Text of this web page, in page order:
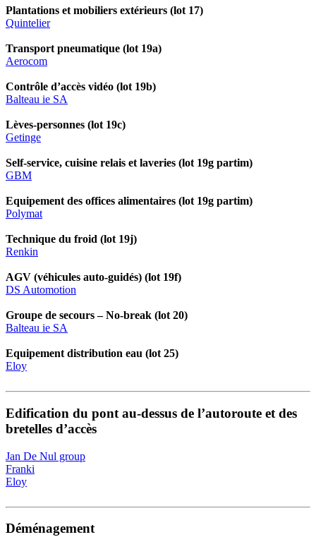
Plantations et mobiliers extérieurs (lot 17)
Quintelier
Transport pneumatique (lot 19a)
Aerocom
Contrôle d’accès vidéo (lot 19b)
Balteau ie SA
Lèves-personnes (lot 19c)
Getinge
Self-service, cuisine relais et laveries (lot 19g partim)
GBM
Equipement des offices alimentaires (lot 19g partim)
Polymat
Technique du froid (lot 19j)
Renkin
AGV (véhicules auto-guidés) (lot 19f)
DS Automotion
Groupe de secours – No-break (lot 20)
Balteau ie SA
Equipement distribution eau (lot 25)
Eloy
Edification du pont au-dessus de l’autoroute et des
bretelles d’accès
Jan De Nul group
Franki
Eloy
Déménagement